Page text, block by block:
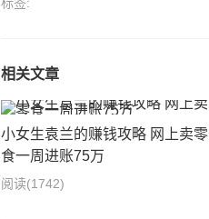
相关文章
小女生袁兰的赚钱攻略 网上卖零
食一周进账75万
阅读(1742)